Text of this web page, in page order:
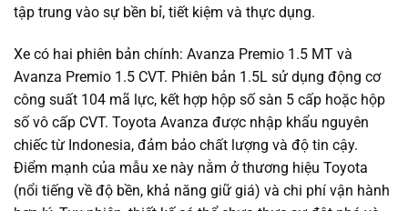
tập trung vào sự bền bỉ, tiết kiệm và thực dụng.
Xe có hai phiên bản chính: Avanza Premio 1.5 MT và
Avanza Premio 1.5 CVT. Phiên bản 1.5L sử dụng động cơ
công suất 104 mã lực, kết hợp hộp số sàn 5 cấp hoặc hộp
số vô cấp CVT. Toyota Avanza được nhập khẩu nguyên
chiếc từ Indonesia, đảm bảo chất lượng và độ tin cậy.
Điểm mạnh của mẫu xe này nằm ở thương hiệu Toyota
(nổi tiếng về độ bền, khả năng giữ giá) và chi phí vận hành